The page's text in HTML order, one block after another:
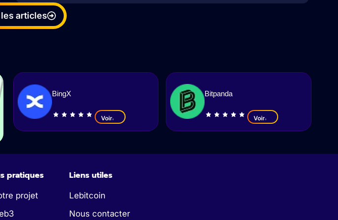
articles
BingX
Voir
Bitpanda
Voir
pratiques
projet
Liens utiles
Lebitcoin
Nous contacter